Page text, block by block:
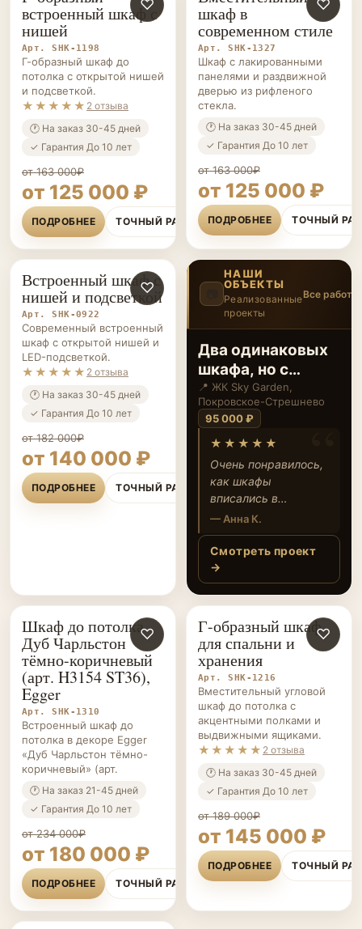
♡
встроенный шкаф с
нишей
Арт. SHK-1198
Г-образный шкаф до
потолка с открытой нишей
и подсветкой.
★★★★★ 2 отзыва
🕐 На заказ 30-45 дней
✓ Гарантия До 10 лет
от 163 000₽
от 125 000 ₽
ПОДРОБНЕЕ ТОЧНЫЙ РАСЧЁТ
♡
шкаф в
современном стиле
Арт. SHK-1327
Шкаф с лакированными
панелями и раздвижной
дверью из рифленого
стекла.
🕐 На заказ 30-45 дней
✓ Гарантия До 10 лет
от 163 000₽
от 125 000 ₽
ПОДРОБНЕЕ ТОЧНЫЙ
ШКАФЫ НА ЗАКАЗ ♡
Встроенный шкаф с
нишей и подсветкой
Арт. SHK-0922
Современный встроенный
шкаф с открытой нишей и
LED-подсветкой.
★★★★★ 2 отзыва
🕐 На заказ 30-45 дней
✓ Гарантия До 10 лет
от 182 000₽
от 140 000 ₽
ПОДРОБНЕЕ ТОЧНЫЙ РАСЧЁТ
НАШИ
ОБЪЕКТЫ
Реализованные
проекты
Все
‹ ›
Два одинаковых
шкафа, но с
разным
наполнением
📍 ЖК Sky Garden,
Покровское-Стрешнево
95 000 ₽
★★★★★
Очень понравилось,
как шкафы
вписались в
интерьер —
смотрятся стильно и
места для вещей
теперь хватает всем.
Особенно удобно, что
свои нужды. Спасибо
команде за
аккуратную
установку и
внимание к деталям!
— Анна К.
Смотреть проект
→
ШКАФЫ НА ЗАКАЗ ♡
Шкаф до потолка
Дуб Чарльстон
тёмно-коричневый
(арт. H3154 ST36),
Egger
Арт. SHK-1310
Встроенный шкаф до
потолка в декоре Egger
«Дуб Чарльстон тёмно-
коричневый» (арт.
🕐 На заказ 21-45 дней
✓ Гарантия До 10 лет
от 234 000₽
от 180 000 ₽
ПОДРОБНЕЕ ТОЧНЫЙ РАСЧЁТ
ШКАФЫ НА ЗАКАЗ ♡
Г-образный шкаф
для спальни и
хранения
Арт. SHK-1216
Вместительный угловой
шкаф до потолка с
акцентными полками и
выдвижными ящиками.
★★★★★ 2 отзыва
🕐 На заказ 30-45 дней
✓ Гарантия До 10 лет
от 189 000₽
от 145 000 ₽
ПОДРОБНЕЕ ТОЧНЫЙ